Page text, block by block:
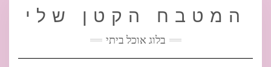
המטבח הקטן שלי
בלוג אוכל ביתי